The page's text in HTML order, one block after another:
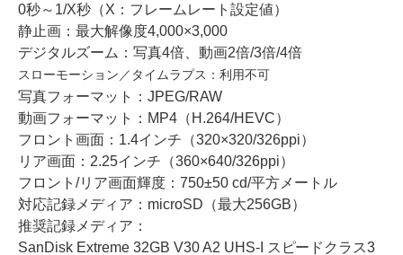
0秒～1/X秒（X：フレームレート設定値）
静止画：最大解像度4,000×3,000
デジタルズーム：写真4倍、動画2倍/3倍/4倍
スローモーション／タイムラプス：利用不可
写真フォーマット：JPEG/RAW
動画フォーマット：MP4（H.264/HEVC）
フロント画面：1.4インチ（320×320/326ppi）
リア画面：2.25インチ（360×640/326ppi）
フロント/リア画面輝度：750±50 cd/平方メートル
対応記録メディア：microSD（最大256GB）
推奨記録メディア：
SanDisk Extreme 32GB V30 A2 UHS-I スピードクラス3